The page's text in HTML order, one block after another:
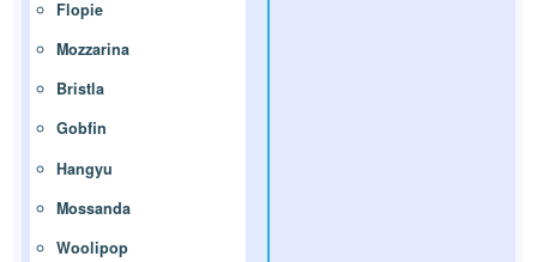
Flopie
Mozzarina
Bristla
Gobfin
Hangyu
Mossanda
Woolipop